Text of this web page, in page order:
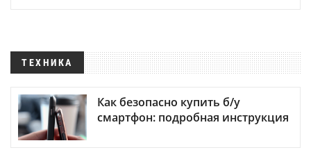
ТЕХНИКА
Как безопасно купить б/у
смартфон: подробная инструкция